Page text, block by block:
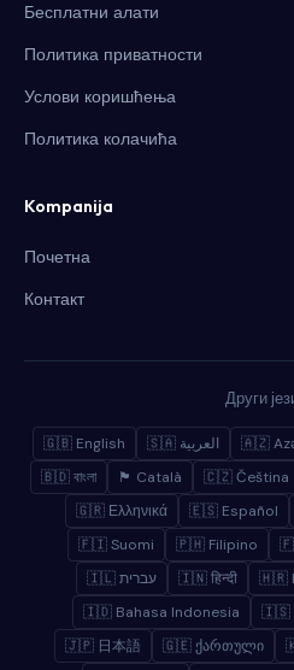
Бесплатни алати
Политика приватности
Услови коришћења
Политика колачића
Kompanija
Почетна
Контакт
Други
🇬🇧 English 🇸🇦 العربية 🇦🇿
🇧🇩 বাংলা
🏴 Català 🇨🇿 Čeština
🇬🇷 Ελληνικά
🇪🇸 Español
🇫🇮 Suomi
🇵🇭 Filipino
🇮🇱 עברית
🇮🇳 हिन्दी 🇭🇷
🇮🇩 Bahasa Indonesia
🇮🇸
🇯🇵 日本語
🇬🇪 ქართული